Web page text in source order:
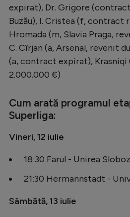
expirat), Dr. Grigore
Buzău), I. Cristea (f, contract
Hromada (m, Slavia Praga,
C. Cîrjan (a, Arsenal, revenit
(a, contract expirat), Krasniqi
2.000.000 €)
Cum arată programul
Superliga:
Vineri, 12 iulie
18:30 Farul - Unirea
21:30 Hermannstadt -
Sâmbătă, 13 iulie